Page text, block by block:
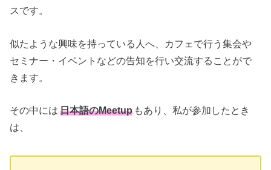
スです。
似たような興味を持っている人へ、カフェで行う集会や
セミナー・イベントなどの告知を行い交流することがで
きます。
その中には 日本語のMeetup もあり、私が参加したとき
は、